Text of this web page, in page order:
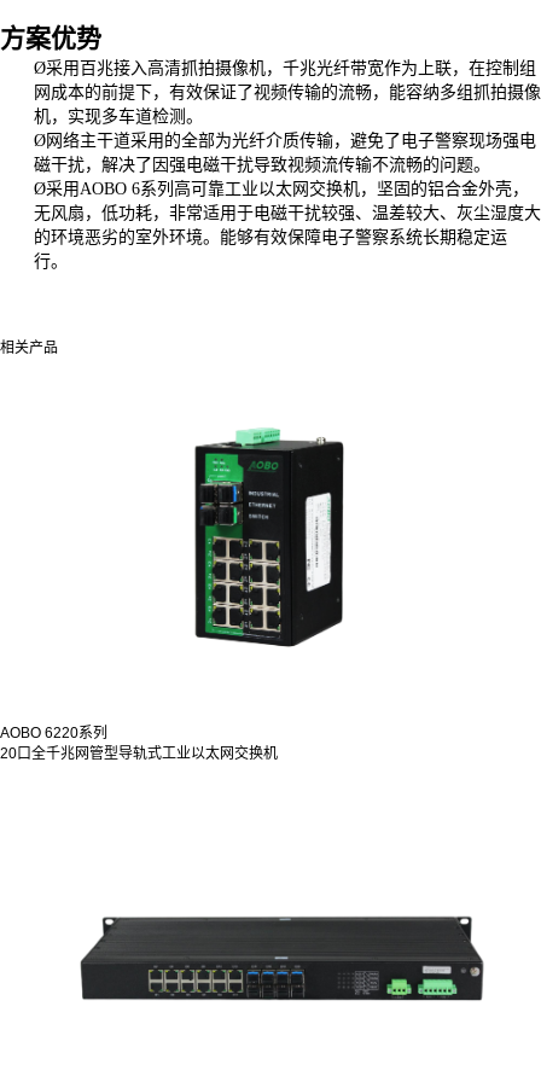
方案优势
Ø采用百兆接入高清抓拍摄像机，千兆光纤带宽作为上联，在控制组
网成本的前提下，有效保证了视频传输的流畅，能容纳多组抓拍摄像
机，实现多车道检测。
Ø网络主干道采用的全部为光纤介质传输，避免了电子警察现场强电
磁干扰，解决了因强电磁干扰导致视频流传输不流畅的问题。
Ø采用AOBO 6系列高可靠工业以太网交换机，坚固的铝合金外壳，
无风扇，低功耗，非常适用于电磁干扰较强、温差较大、灰尘湿度大
的环境恶劣的室外环境。能够有效保障电子警察系统长期稳定运
行。
相关产品
AOBO 6220系列
20口全千兆网管型导轨式工业以太网交换机